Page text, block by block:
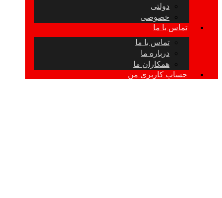
دولتی
خصوصی
تماس با ما
تماس با ما
درباره ما
همکاران ما
حساب کاربری من